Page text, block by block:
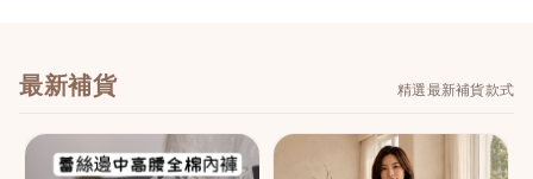
最新補貨 精選最新補貨款式